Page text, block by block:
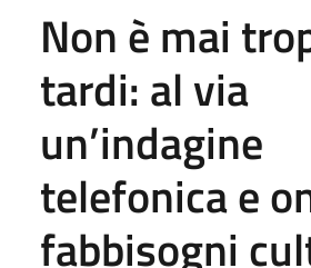
Non è mai
tardi: al via
un’indagine
telefonica e
fabbisogni